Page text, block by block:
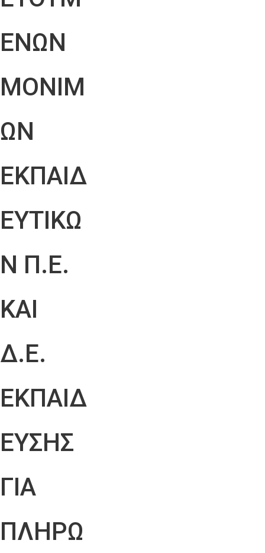
ΕΝΩΝ
ΜΟΝΙΜ
ΩΝ
ΕΚΠΑΙΔ
ΕΥΤΙΚΩ
Ν Π.Ε.
ΚΑΙ
Δ.Ε.
ΕΚΠΑΙΔ
ΕΥΣΗΣ
ΓΙΑ
ΠΛΗΡΩ